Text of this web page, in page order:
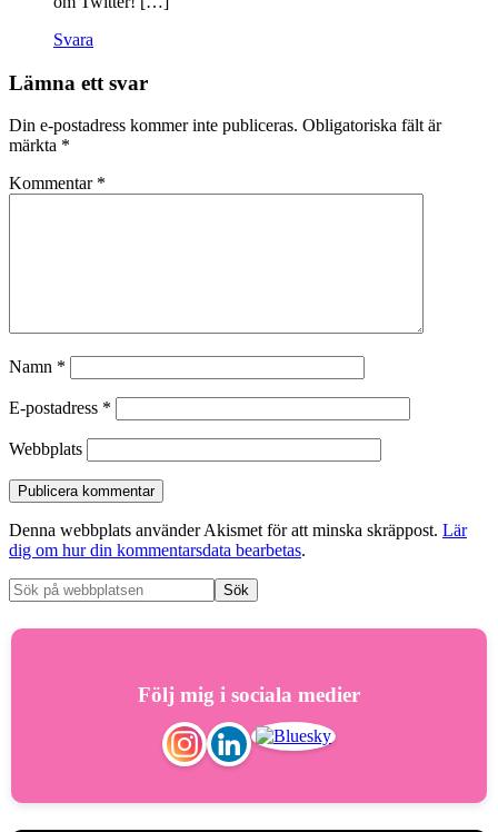
Svara
Lämna ett svar
Din e-postadress kommer inte publiceras. Obligatoriska fält är
märkta *
Kommentar *
Namn *
E-postadress *
Webbplats
Denna webbplats använder Akismet för att minska skräppost. Lär
dig om hur din kommentarsdata bearbetas.
Följ mig i sociala medier